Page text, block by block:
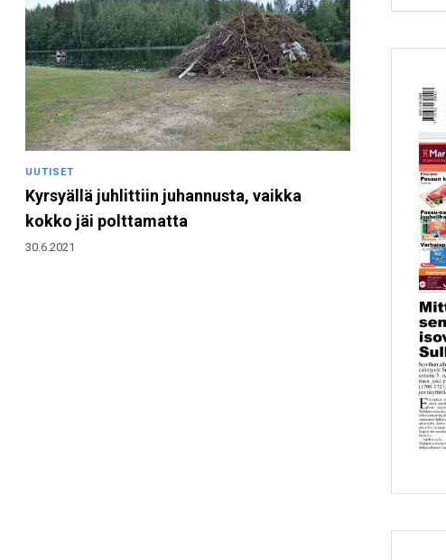
UUTISET
Kyrsyällä juhlittiin juhannusta, vaikka
kokko jäi polttamatta
30.6.2021